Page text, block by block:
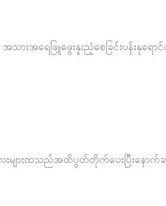
သားအရေဖြူဖွေးနူးညံ့စေခြင်းပန်းနုရ
ျားထသည်အထိပွတ်တိုက်ပေးပြီးနောက်